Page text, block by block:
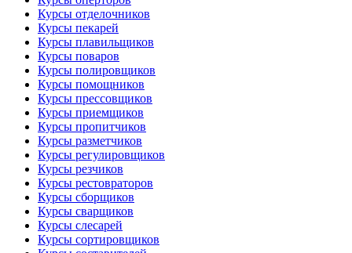
Курсы отделочников
Курсы пекарей
Курсы плавильщиков
Курсы поваров
Курсы полировщиков
Курсы помощников
Курсы прессовщиков
Курсы приемщиков
Курсы пропитчиков
Курсы разметчиков
Курсы регулировщиков
Курсы резчиков
Курсы рестовраторов
Курсы сборщиков
Курсы сварщиков
Курсы слесарей
Курсы сортировщиков